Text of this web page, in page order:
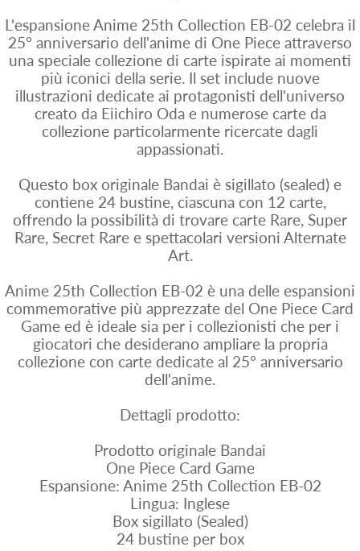
L'espansione Anime 25th Collection EB-02 celebra il
25° anniversario dell'anime di One Piece attraverso
una speciale collezione di carte ispirate ai momenti
più iconici della serie. Il set include nuove
illustrazioni dedicate ai protagonisti dell'universo
creato da Eiichiro Oda e numerose carte da
collezione particolarmente ricercate dagli
appassionati.
Questo box originale Bandai è sigillato (sealed) e
contiene 24 bustine, ciascuna con 12 carte,
offrendo la possibilità di trovare carte Rare, Super
Rare, Secret Rare e spettacolari versioni Alternate
Art.
Anime 25th Collection EB-02 è una delle espansioni
commemorative più apprezzate del One Piece Card
Game ed è ideale sia per i collezionisti che per i
giocatori che desiderano ampliare la propria
collezione con carte dedicate al 25° anniversario
dell'anime.
Dettagli prodotto:
Prodotto originale Bandai
One Piece Card Game
Espansione: Anime 25th Collection EB-02
Lingua: Inglese
Box sigillato (Sealed)
24 bustine per box